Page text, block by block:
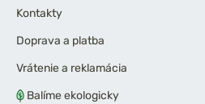
Kontakty
Doprava a platba
Vrátenie a reklamácia
Balíme ekologicky